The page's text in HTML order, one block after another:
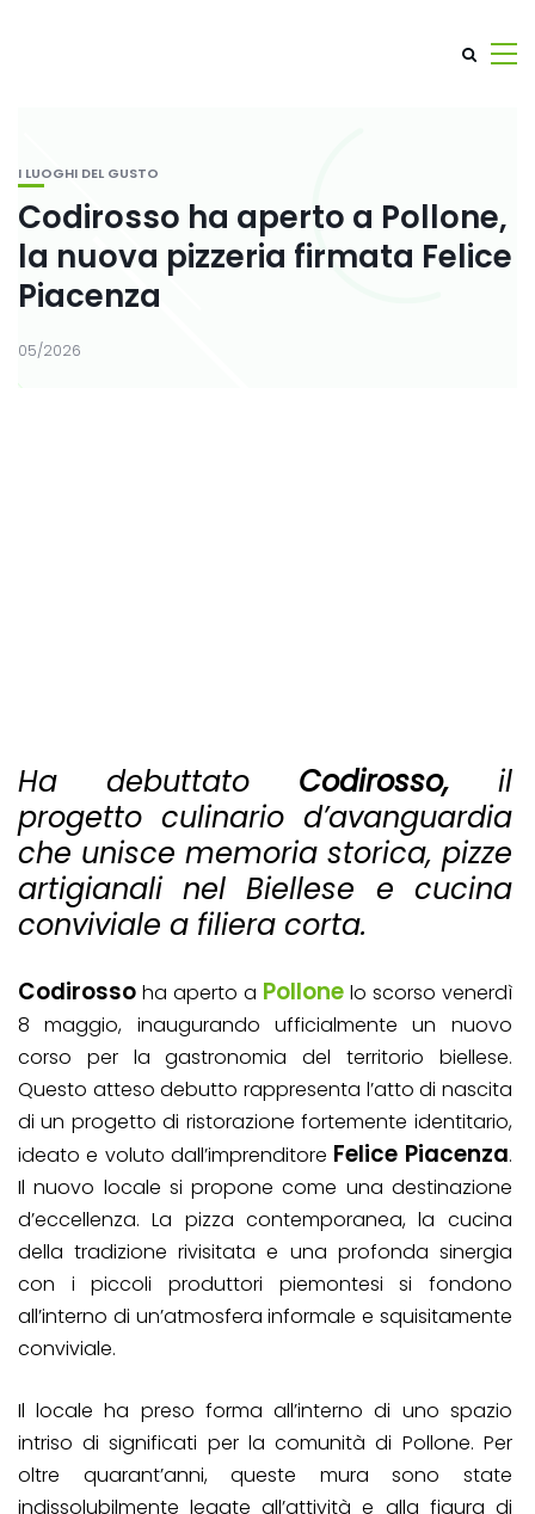
I LUOGHI DEL GUSTO
Codirosso ha aperto a Pollone,
la nuova pizzeria firmata Felice
Piacenza
05/2026
Ha debuttato Codirosso,il
progetto culinario d’avanguardia
che unisce memoria storica, pizze
artigianali nel Biellese e cucina
conviviale a filiera corta.
Codirosso ha aperto a Pollonelo scorso venerdì
8 maggio, inaugurando ufficialmente un nuovo
corso per la gastronomia del territorio biellese.
Questo atteso debutto rappresenta l’atto di nascita
di un progetto di ristorazione fortemente identitario,
ideato e voluto dall’imprenditore Felice Piacenza.
Il nuovo locale si propone come una destinazione
d’eccellenza. La pizza contemporanea, la cucina
della tradizione rivisitata e una profonda sinergia
con i piccoli produttori piemontesi si fondono
all’interno di un’atmosfera informale e squisitamente
conviviale.
Il locale ha preso forma all’interno di uno spazio
intriso di significati per la comunità di Pollone. Per
oltre quarant’anni, queste mura sono state
indissolubilmente legate all’attività e alla figura di